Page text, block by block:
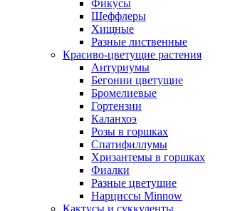
Фикусы
Шеффлеры
Хищные
Разные лиственные
Красиво-цветущие растения
Антуриумы
Бегонии цветущие
Бромелиевые
Гортензии
Каланхоэ
Розы в горшках
Спатифиллумы
Хризантемы в горшках
Фиалки
Разные цветущие
Нарциссы Minnow
Кактусы и суккуленты